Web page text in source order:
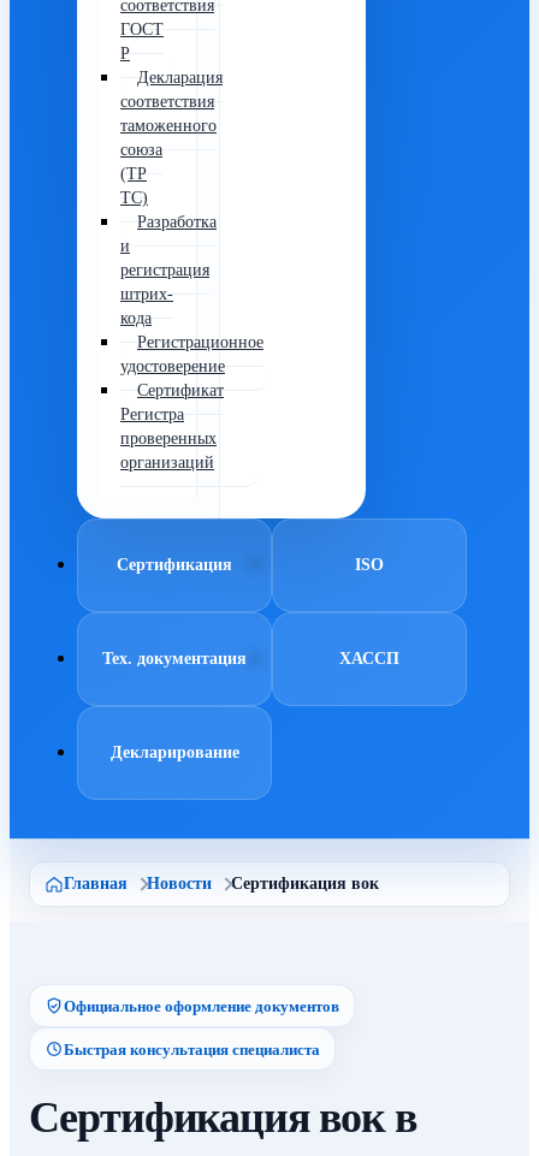
соответствия
ГОСТ
Р
Декларация
соответствия
таможенного
союза
(ТР
ТС)
Разработка
и
регистрация
штрих-
кода
Регистрационное
удостоверение
Сертификат
Регистра
проверенных
организаций
Сертификация ISO
Тех. документация ХАССП
Декларирование
Главная Новости Сертификация вок
Официальное оформление документов
Быстрая консультация специалиста
Сертификация вок в